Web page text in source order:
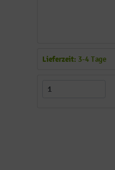
Lieferzeit: 3-4 Tage